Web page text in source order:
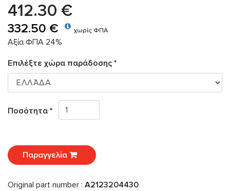
412.30 €
332.50 € χωρίς ΦΠΑ
Αξία ΦΠΑ 24%
Επιλέξτε χώρα παράδοσης *
Ποσότητα *
Παραγγελία
Original part number : A2123204430